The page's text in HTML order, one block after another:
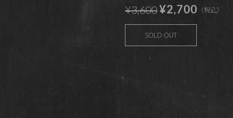
¥3,600¥2,700 （税込）
SOLD OUT